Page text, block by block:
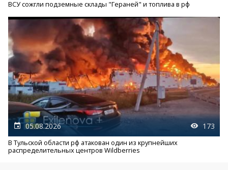
ВСУ сожгли подземные склады "Гераней" и топлива в рф
05.08.2026 173
В Тульской области рф атакован один из крупнейших
распределительных центров Wildberries